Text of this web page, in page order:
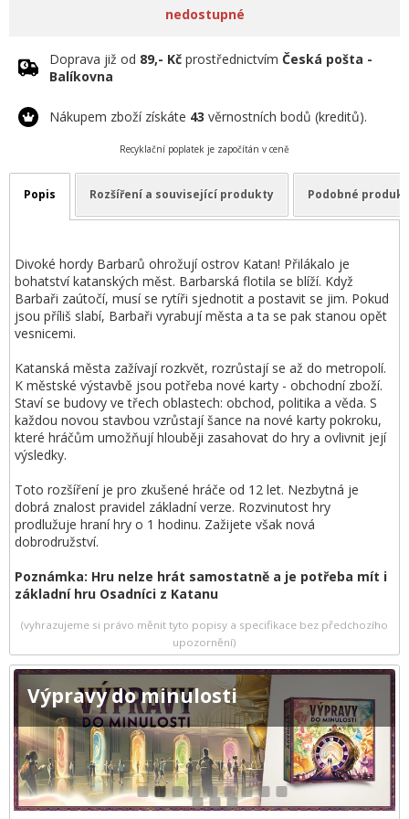
nedostupné
Doprava již od 89,- Kč prostřednictvím Česká pošta -
Balíkovna
Nákupem zboží získáte 43 věrnostních bodů (kreditů).
Recyklační poplatek je započítán v ceně
Popis Rozšíření a související produkty Podobné
Divoké hordy Barbarů ohrožují ostrov Katan! Přilákalo je
bohatství katanských měst. Barbarská flotila se blíží. Když
Barbaři zaútočí, musí se rytíři sjednotit a postavit se jim. Pokud
jsou příliš slabí, Barbaři vyrabují města a ta se pak stanou opět
vesnicemi.
Katanská města zažívají rozkvět, rozrůstají se až do metropolí.
K městské výstavbě jsou potřeba nové karty - obchodní zboží.
Staví se budovy ve třech oblastech: obchod, politika a věda. S
každou novou stavbou vzrůstají šance na nové karty pokroku,
které hráčům umožňují hlouběji zasahovat do hry a ovlivnit její
výsledky.
Toto rozšíření je pro zkušené hráče od 12 let. Nezbytná je
dobrá znalost pravidel základní verze. Rozvinutost hry
prodlužuje hraní hry o 1 hodinu. Zažijete však nová
dobrodružství.
Poznámka: Hru nelze hrát samostatně a je potřeba mít i
základní hru Osadníci z Katanu
(vyhrazujeme si právo měnit tyto popisy a specifikace bez předchozího
upozornění)
Výpravy do minulosti